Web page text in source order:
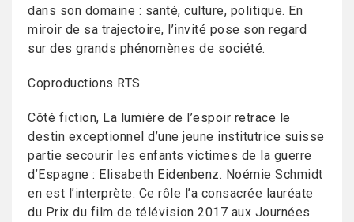
dans son domaine : santé, culture, politique. En
miroir de sa trajectoire, l’invité pose son regard
sur des grands phénomènes de société.
Coproductions RTS
Côté fiction, La lumière de l’espoir retrace le
destin exceptionnel d’une jeune institutrice suisse
partie secourir les enfants victimes de la guerre
d’Espagne : Elisabeth Eidenbenz. Noémie Schmidt
en est l’interprète. Ce rôle l’a consacrée lauréate
du Prix du film de télévision 2017 aux Journées